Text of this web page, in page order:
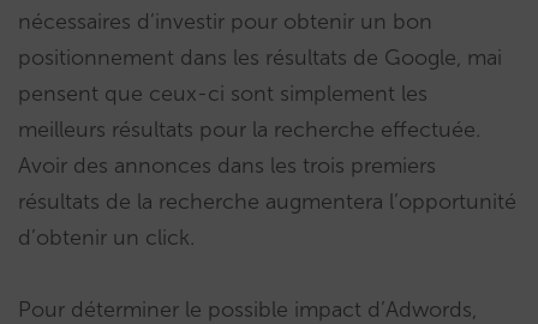
nécessaires d’investir pour obtenir un bon
positionnement dans les résultats de Google, mai
pensent que ceux-ci sont simplement les
meilleurs résultats pour la recherche effectuée.
Avoir des annonces dans les trois premiers
résultats de la recherche augmentera l’opportunité
d’obtenir un click.
Pour déterminer le possible impact d’Adwords,